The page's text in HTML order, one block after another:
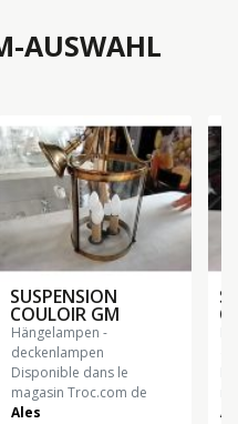
AUSWAHL
SUSPENSION
COULOIR GM
hängelampen -
deckenlampen
Disponible dans le
magasin Troc.com de
Ales